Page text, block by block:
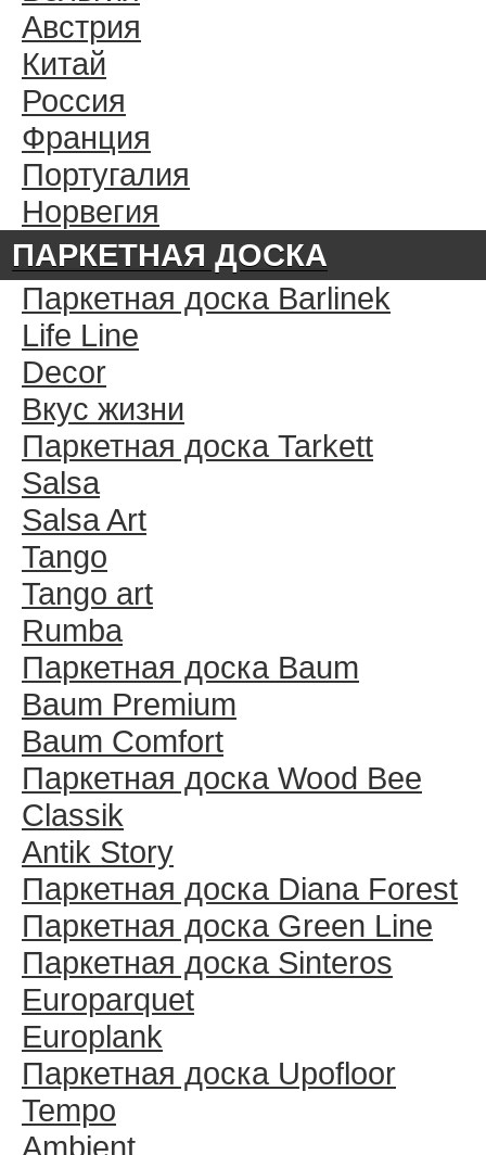
Австрия
Китай
Россия
Франция
Португалия
Норвегия
ПАРКЕТНАЯ ДОСКА
Паркетная доска Barlinek
Life Line
Decor
Вкус жизни
Паркетная доска Tarkett
Salsa
Salsa Art
Tango
Tango art
Rumba
Паркетная доска Baum
Baum Premium
Baum Comfort
Паркетная доска Wood Bee
Classik
Antik Story
Паркетная доска Diana Forest
Паркетная доска Green Line
Паркетная доска Sinteros
Europarquet
Europlank
Паркетная доска Upofloor
Tempo
Ambient